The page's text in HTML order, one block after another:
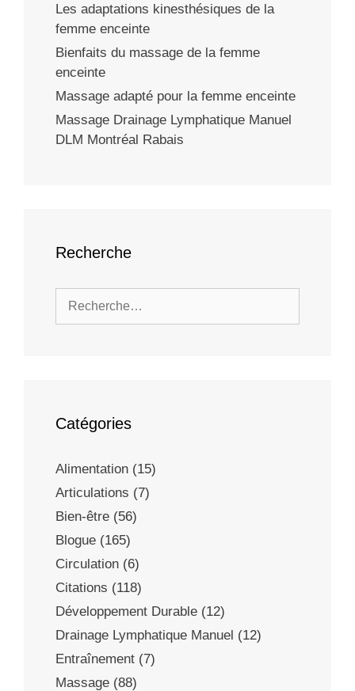
Les adaptations kinesthésiques de la
femme enceinte
Bienfaits du massage de la femme
enceinte
Massage adapté pour la femme enceinte
Massage Drainage Lymphatique Manuel
DLM Montréal Rabais
Recherche
Catégories
Alimentation (15)
Articulations (7)
Bien-être (56)
Blogue (165)
Circulation (6)
Citations (118)
Développement Durable (12)
Drainage Lymphatique Manuel (12)
Entraînement (7)
Massage (88)